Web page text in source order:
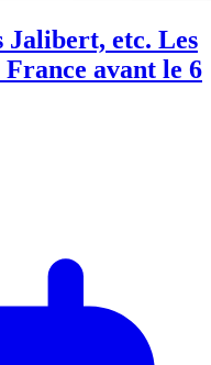
Jalibert, etc. Les
avant le 6